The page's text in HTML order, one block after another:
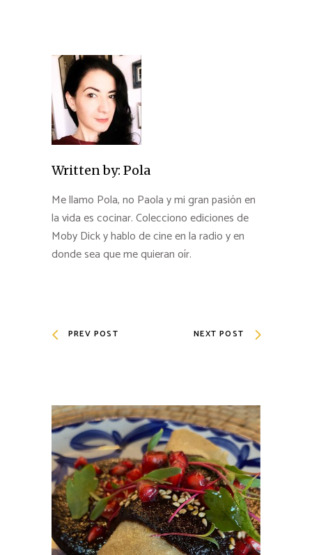
Written by: Pola
Me llamo Pola, no Paola y mi gran pasión en
la vida es cocinar. Colecciono ediciones de
Moby Dick y hablo de cine en la radio y en
donde sea que me quieran oír.
PREV POST NEXT POST